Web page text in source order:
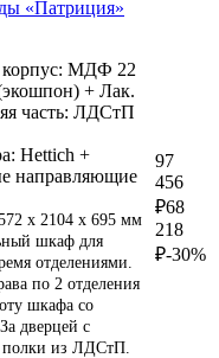
«Патриция»
МДФ 22
+ Лак.
часть: ЛДСтП
Hettich +
направляющие
х 2104 х 695 мм
шкаф для
отделениями.
по 2 отделения
шкафа со
дверцей с
полки из ЛДСтП.
97
456
₽68
218
₽-30%